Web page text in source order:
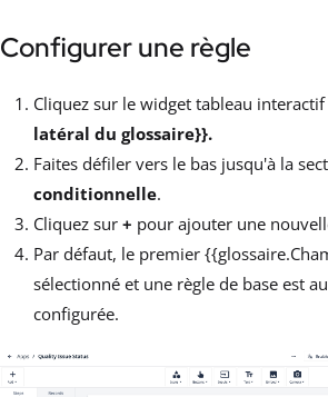
Configurer une règle
Cliquez sur le widget tableau interactif
latéral du glossaire}}.
Faites défiler vers le bas jusqu'à la
conditionnelle.
Cliquez sur + pour ajouter une
Par défaut, le premier
sélectionné et une règle de base est
configurée.